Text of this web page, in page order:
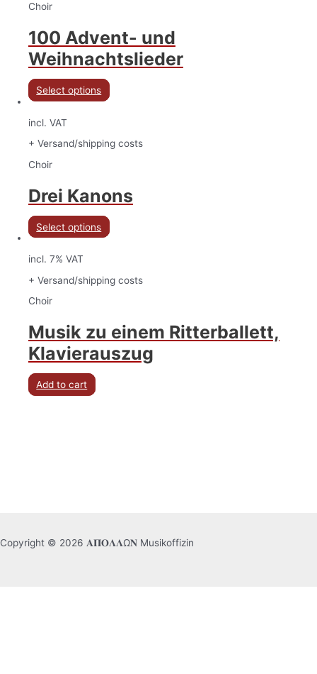
Choir
100 Advent- und
Weihnachtslieder
Select options
incl. VAT
+ Versand/shipping costs
Choir
Drei Kanons
Select options
incl. 7% VAT
+ Versand/shipping costs
Choir
Musik zu einem Ritterballett,
Klavierauszug
Add to cart
Copyright © 2026 𝚨𝚷𝚶𝚲𝚲Ω𝚴 Musikoffizin